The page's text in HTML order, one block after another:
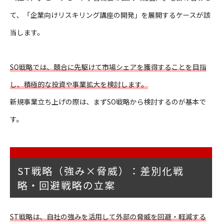
て、「企業向けリスキリング講座の開発」を展開するケースが該
当します。
SO戦略では、競合に先駆けて市場シェアを獲得することを目指
し、積極的な投資や事業拡大を検討します。
新規事業立ち上げの際は、まずSO戦略から検討するのが基本で
す。
ST戦略（強み×脅威）：差別化戦
略・回避戦略の立案
ST戦略は、自社の強みを活用して外部の脅威を回避・軽減する